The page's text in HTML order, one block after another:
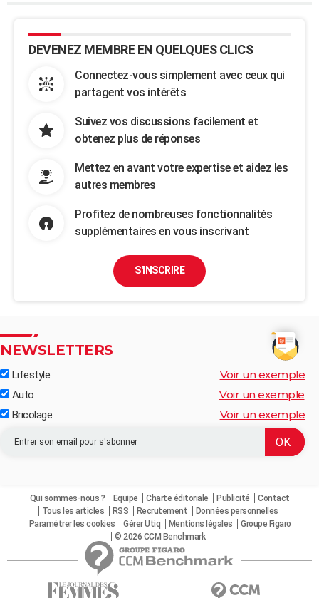
DEVENEZ MEMBRE EN QUELQUES CLICS
Connectez-vous simplement avec ceux qui
partagent vos intérêts
Suivez vos discussions facilement et
obtenez plus de réponses
Mettez en avant votre expertise et aidez les
autres membres
Profitez de nombreuses fonctionnalités
supplémentaires en vous inscrivant
S'INSCRIRE
NEWSLETTERS
Lifestyle Voir un exemple
Auto Voir un exemple
Bricolage Voir un exemple
Qui sommes-nous ? Equipe Charte éditoriale Publicité
Contact
Tous les articles
RSS Recrutement
Données personnelles
Paramétrer les cookies
Gérer Utiq Mentions légales
Groupe Figaro
© 2026 CCM Benchmark